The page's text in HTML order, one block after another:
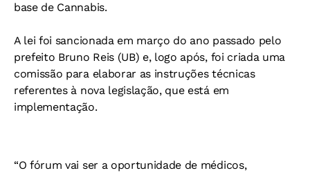
base de Cannabis.
A lei foi sancionada em março do ano passado pelo
prefeito Bruno Reis (UB) e, logo após, foi criada uma
comissão para elaborar as instruções técnicas
referentes à nova legislação, que está em
implementação.
“O fórum vai ser a oportunidade de médicos,